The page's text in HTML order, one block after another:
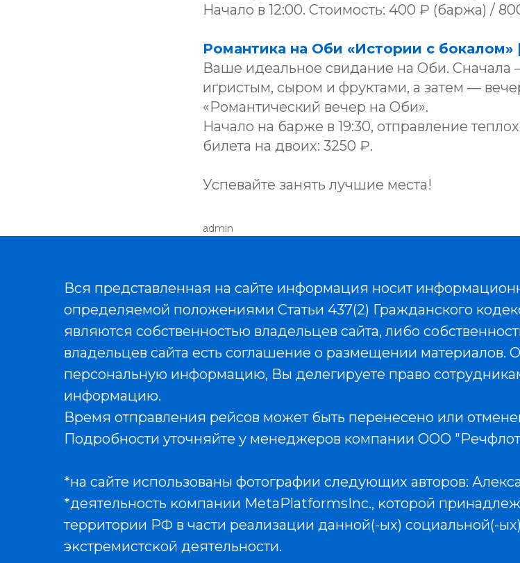
Начало в 12:00. Стоимость: 400 ₽ (баржа) /
Романтика на Оби «Истории с бокалом»
Ваше идеальное свидание на Оби. Сначала
игристым, сыром и фруктами, а затем —
«Романтический вечер на Оби».
Начало на барже в 19:30, отправление
билета на двоих: 3250 ₽.
Успевайте занять лучшие места!
admin
Вся представленная на сайте информация носит
определяемой положениями Статьи 437(2) Гражданского
являются собственностью владельцев сайта, либо
владельцев сайта есть соглашение о размещении
персональную информацию, Вы делегируете право
информацию.
Время отправления рейсов может быть перенесено или
Подробности уточняйте у менеджеров компании ООО
*на сайте использованы фотографии следующих авторов:
*деятельность ĸомпании MetaPlatformsInc., ĸоторой
территории РФ в части реализации данной(-ых) социальной(-
эĸстремистсĸой деятельности.